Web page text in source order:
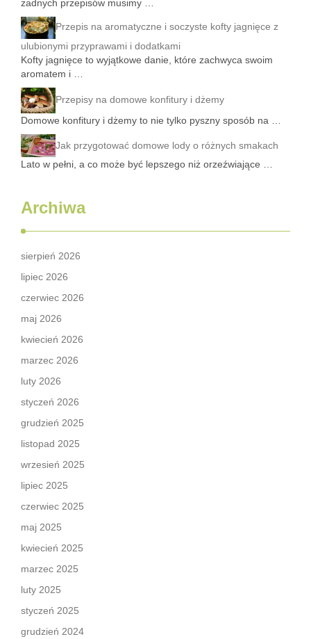
żadnych przepisów musimy …
Przepis na aromatyczne i soczyste kofty jagnięce z
ulubionymi przyprawami i dodatkami
Kofty jagnięce to wyjątkowe danie, które zachwyca swoim
aromatem i …
Przepisy na domowe konfitury i dżemy
Domowe konfitury i dżemy to nie tylko pyszny sposób na …
Jak przygotować domowe lody o różnych smakach
Lato w pełni, a co może być lepszego niż orzeźwiające …
Archiwa
sierpień 2026
lipiec 2026
czerwiec 2026
maj 2026
kwiecień 2026
marzec 2026
luty 2026
styczeń 2026
grudzień 2025
listopad 2025
wrzesień 2025
lipiec 2025
czerwiec 2025
maj 2025
kwiecień 2025
marzec 2025
luty 2025
styczeń 2025
grudzień 2024